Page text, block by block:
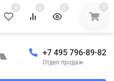
0 0 0 0
+7 495 796-89-82
Отдел продаж